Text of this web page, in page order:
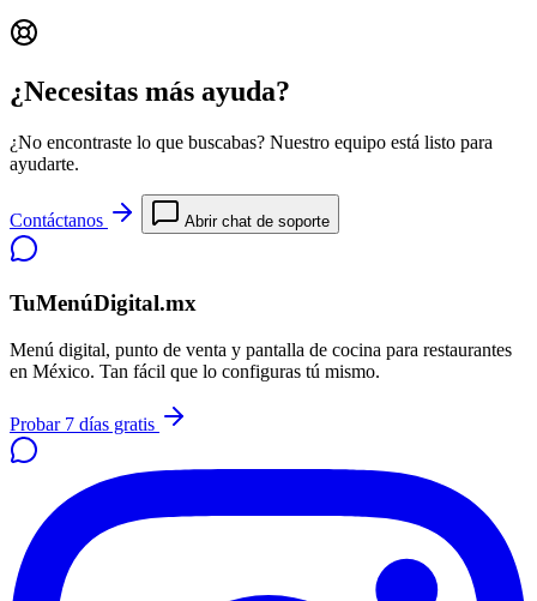
¿Necesitas más ayuda?
¿No encontraste lo que buscabas? Nuestro equipo está listo para
ayudarte.
Contáctanos Abrir chat de soporte
TuMenúDigital.mx
Menú digital, punto de venta y pantalla de cocina para restaurantes
en México. Tan fácil que lo configuras tú mismo.
Probar 7 días gratis